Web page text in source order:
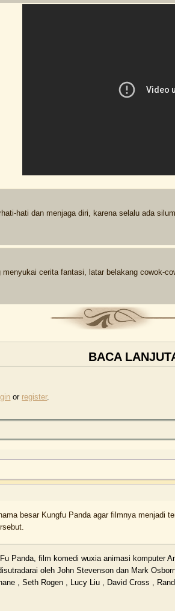
hati dan menjaga diri, karena selalu ada
cerita fantasi, latar belakang cowok-
BACA
or register.
besar Kungfu Panda agar filmnya menjadi
Panda, film komedi wuxia animasi komputer
oleh John Stevenson dan Mark
, Seth Rogen , Lucy Liu , David Cross ,